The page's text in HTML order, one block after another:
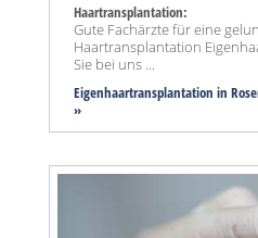
Haartransplantation:
Gute Fachärzte für eine
Haartransplantation
Sie bei uns ...
Eigenhaartransplantation in
»